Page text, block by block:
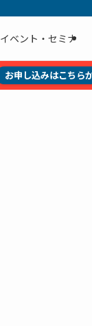
イベント・セミナ
お申し込みはこちら